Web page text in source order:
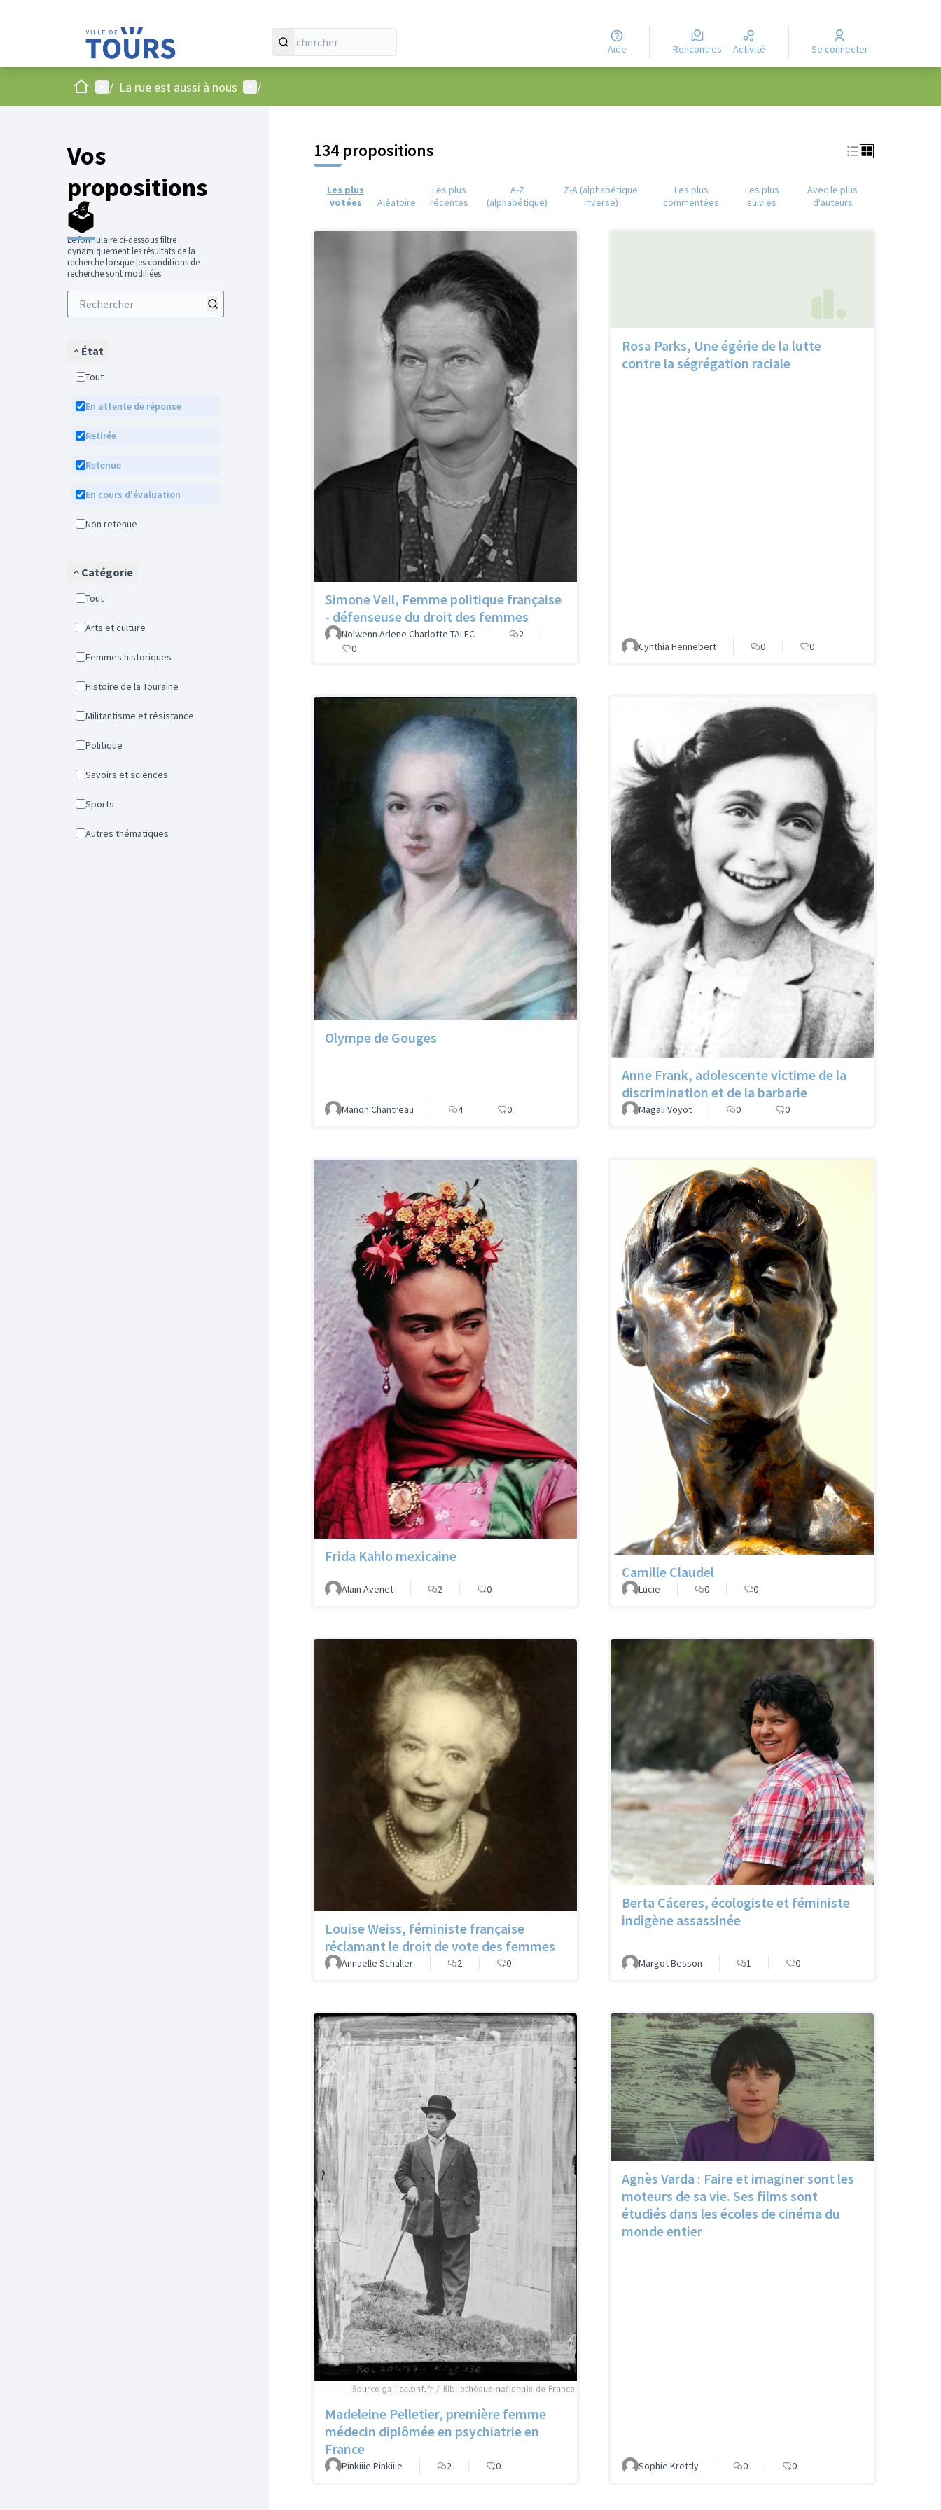
Aide Rencontres Activité Se connecter
AccueilMenu principal
/ La rue est aussi à nous Menu utilisateur
/
Vos
propositions
🗳️
Le formulaire ci-dessous filtre
dynamiquement les résultats de la
recherche lorsque les conditions de
recherche sont modifiées.
État
Tout
En attente de réponse
Retirée
Retenue
En cours d'évaluation
Non retenue
Catégorie
Tout
Arts et culture
Femmes historiques
Histoire de la Touraine
Militantisme et résistance
Politique
Savoirs et sciences
Sports
Autres thématiques
134 propositions
Les plus
votées
Aléatoire
Les plus
récentes
A-Z
(alphabétique)
Z-A (alphabétique
inverse)
Les plus
commentées
Les plus
suivies
Avec le plus
d'auteurs
Simone Veil, Femme politique française
- défenseuse du droit des femmes
Nolwenn Arlene Charlotte TALEC
2
0
Rosa Parks, Une égérie de la lutte
contre la ségrégation raciale
Cynthia Hennebert 0 0
Olympe de Gouges
Manon Chantreau 4 0
Anne Frank, adolescente victime de la
discrimination et de la barbarie
Magali Voyot 0 0
Frida Kahlo mexicaine
Alain Avenet 2 0
Camille Claudel
Lucie 0 0
Louise Weiss, féministe française
réclamant le droit de vote des femmes
Annaelle Schaller 2 0
Berta Cáceres, écologiste et féministe
indigène assassinée
Margot Besson 1 0
Madeleine Pelletier, première femme
médecin diplômée en psychiatrie en
France
Pinkiiie Pinkiiie 2 0
Agnès Varda : Faire et imaginer sont les
moteurs de sa vie. Ses films sont
étudiés dans les écoles de cinéma du
monde entier
Sophie Krettly 0 0